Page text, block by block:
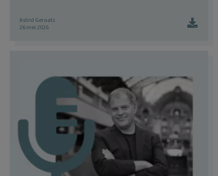
Astrid Geraats
26 mei 2026